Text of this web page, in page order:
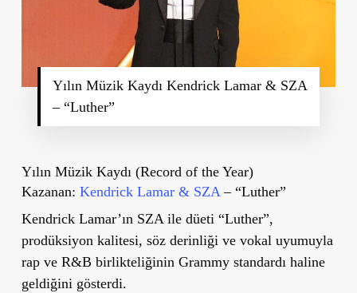
Yılın Müzik Kaydı Kendrick Lamar & SZA
– “Luther”
Yılın Müzik Kaydı (Record of the Year)
Kazanan: Kendrick Lamar & SZA– “Luther”
Kendrick Lamar’ın SZA ile düeti “Luther”,
prodüksiyon kalitesi, söz derinliği ve vokal uyumuyla
rap ve R&B birlikteliğinin Grammy standardı haline
geldiğini gösterdi.